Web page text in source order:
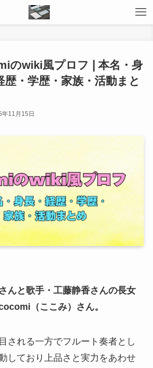
のwiki風プロフ❘本名・身
歴・学歴・家族・活動まと
年11月15日
んと歌手・工藤静香さんの長女
（ここみ）さん。
される一方でフルート奏者とし
しており上品さと実力をあわせ